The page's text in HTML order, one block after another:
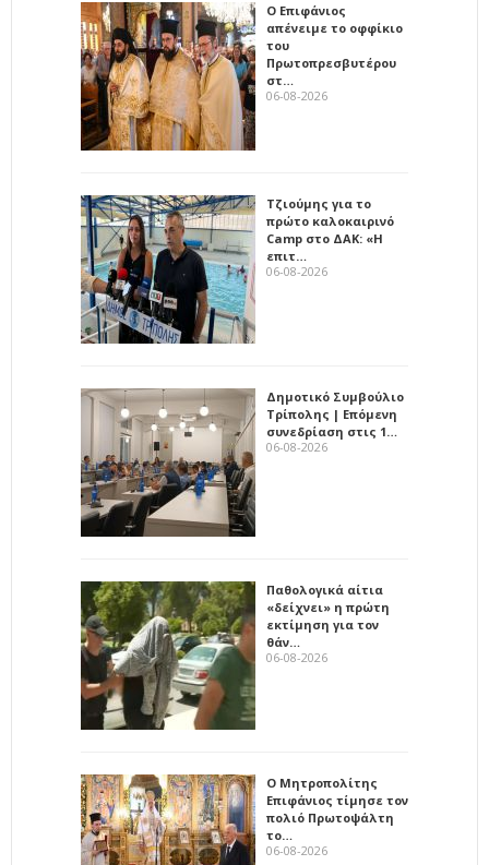
Ο Επιφάνιος
απένειμε το οφφίκιο
του
Πρωτοπρεσβυτέρου
στ…
06-08-2026
Τζιούμης για το
πρώτο καλοκαιρινό
Camp στο ΔΑΚ: «Η
επιτ…
06-08-2026
Δημοτικό Συμβούλιο
Τρίπολης | Επόμενη
συνεδρίαση στις 1…
06-08-2026
Παθολογικά αίτια
«δείχνει» η πρώτη
εκτίμηση για τον
θάν…
06-08-2026
Ο Μητροπολίτης
Επιφάνιος τίμησε τον
πολιό Πρωτοψάλτη
το…
06-08-2026